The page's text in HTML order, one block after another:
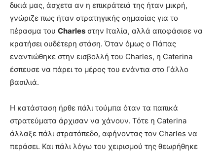
δικιά μας, άσχετα αν η επικράτειά της ήταν μικρή,
γνώριζε πως ήταν στρατηγικής σημασίας για το
πέρασμα του Charles στην Ιταλία, αλλά αποφάσισε να
κρατήσει ουδέτερη στάση. Όταν όμως ο Πάπας
εναντιώθηκε στην εισβολλή του Charles, η Caterina
έσπευσε να πάρει το μέρος του ενάντια στο Γάλλο
βασιλιά.
Η κατάσταση ήρθε πάλι τούμπα όταν τα παπικά
στρατεύματα άρχισαν να χάνουν. Τότε η Caterina
άλλαξε πάλι στρατόπεδο, αφήνοντας τον Charles να
περάσει. Και πάλι λόγω του χειρισμού της θεωρήθηκε